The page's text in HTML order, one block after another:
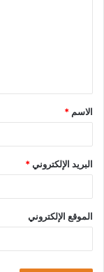
ق
*
الاسم *
البريد الإلكتروني*
الموقع الإلكتروني